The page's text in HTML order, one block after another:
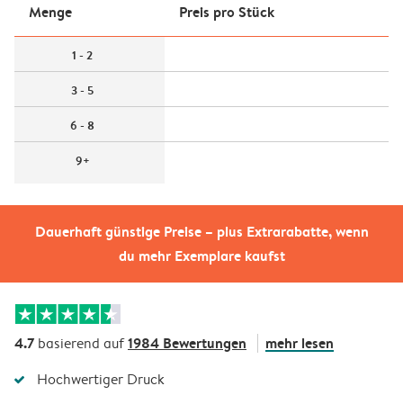
Dauerhaft günstige Preise – plus Extrarabatte, wenn
du mehr Exemplare kaufst
Menge Preis pro Stück
1 - 2
3 - 5
6 - 8
9+
4.7 basierend auf1984 Bewertungen mehr lesen
Hochwertiger Druck